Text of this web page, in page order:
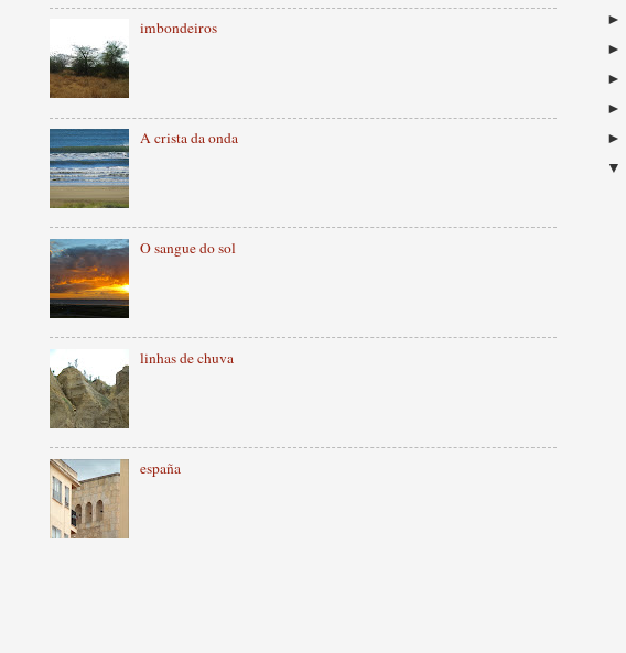
imbondeiros
A crista da onda
O sangue do sol
linhas de chuva
españa
►
►
►
►
►
▼